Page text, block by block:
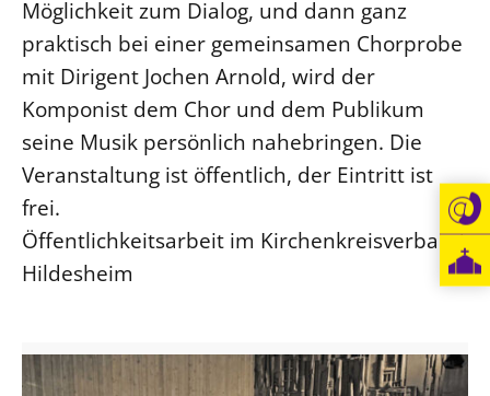
Möglichkeit zum Dialog, und dann ganz
praktisch bei einer gemeinsamen Chorprobe
mit Dirigent Jochen Arnold, wird der
Komponist dem Chor und dem Publikum
seine Musik persönlich nahebringen. Die
Veranstaltung ist öffentlich, der Eintritt ist
frei.
Öffentlichkeitsarbeit im Kirchenkreisverband
Hildesheim
Kirchliche Verwaltung
Klimaschutzgesetz
Kunstreferat
NKVK
Öffentlichkeitsarbeit
Personalausschuss
Projektmanagement
Recht